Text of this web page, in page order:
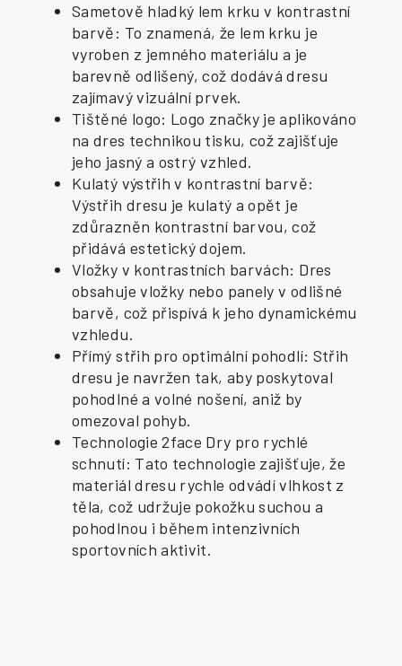
Sametově hladký lem krku v kontrastní
barvě: To znamená, že lem krku je
vyroben z jemného materiálu a je
barevně odlišený, což dodává dresu
zajímavý vizuální prvek.
Tištěné logo: Logo značky je aplikováno
na dres technikou tisku, což zajišťuje
jeho jasný a ostrý vzhled.
Kulatý výstřih v kontrastní barvě:
Výstřih dresu je kulatý a opět je
zdůrazněn kontrastní barvou, což
přidává estetický dojem.
Vložky v kontrastních barvách: Dres
obsahuje vložky nebo panely v odlišné
barvě, což přispívá k jeho dynamickému
vzhledu.
Přímý střih pro optimální pohodlí: Střih
dresu je navržen tak, aby poskytoval
pohodlné a volné nošení, aniž by
omezoval pohyb.
Technologie 2face Dry pro rychlé
schnutí: Tato technologie zajišťuje, že
materiál dresu rychle odvádí vlhkost z
těla, což udržuje pokožku suchou a
pohodlnou i během intenzivních
sportovních aktivit.